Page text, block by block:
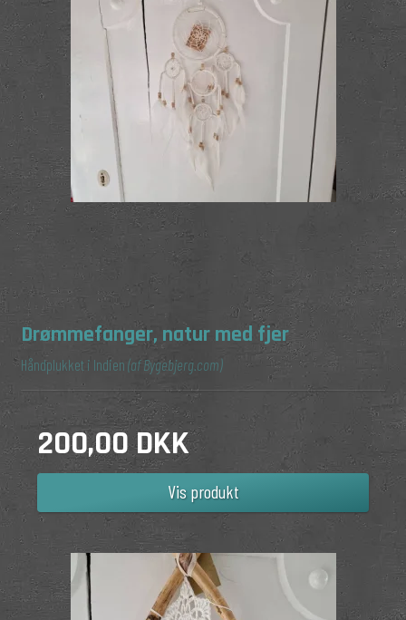
Drømmefanger, natur med fjer
Håndplukket i Indien(af Bygebjerg.com)
200,00 DKK
Vis produkt